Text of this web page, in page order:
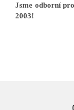
Jsme odborní
2003!